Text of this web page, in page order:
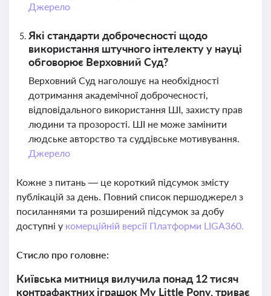
Джерело
Які стандарти доброчесності щодо
використання штучного інтелекту у науці
обговорює Верховний Суд?
Верховний Суд наголошує на необхідності
дотримання академічної доброчесності,
відповідального використання ШІ, захисту прав
людини та прозорості. ШІ не може замінити
людське авторство та суддівське мотивування.
Джерело
Кожне з питань — це короткий підсумок змісту
публікацій за день. Повний список першоджерел з
посиланнями та розширений підсумок за добу
доступні у комерційній версії Платформи LIGA360.
Стисло про головне:
Київська митниця вилучила понад 12 тисяч
контрафактних іграшок My Little Pony, триває